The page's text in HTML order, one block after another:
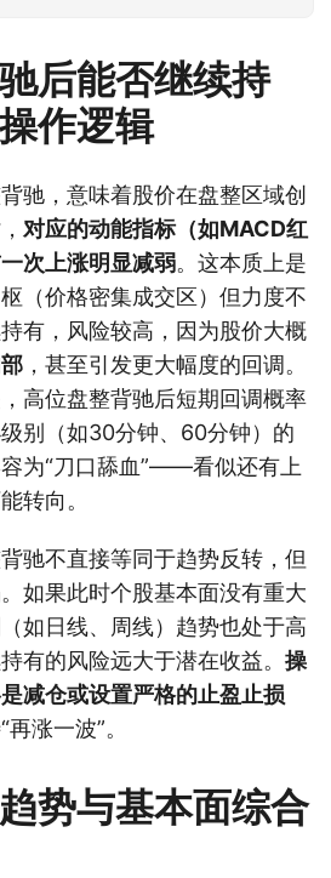
后能否继续持
作逻辑
驰，意味着股价在盘整区域创
对应的动能指标（如MACD红
次上涨明显减弱。这本质上是
（价格密集成交区）但力度不
有，风险较高，因为股价大概
，甚至引发更大幅度的回调。
高位盘整背驰后短期回调概率
别（如30分钟、60分钟）的
为“刀口舔血”——看似还有上
转向。
驰不直接等同于趋势反转，但
如果此时个股基本面没有重大
如日线、周线）趋势也处于高
有的风险远大于潜在收益。 操
减仓或设置严格的止盈止损
涨一波”。
势与基本面综合